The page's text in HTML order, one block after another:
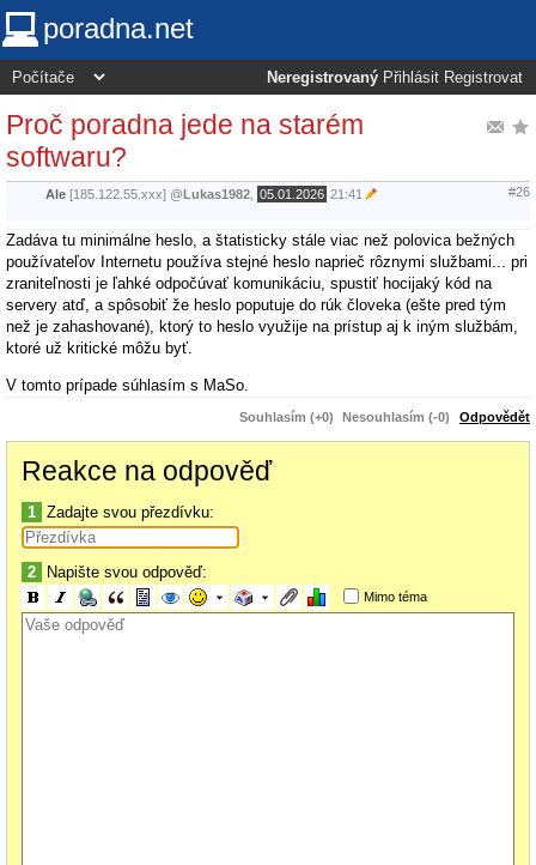
poradna.net
Neregistrovaný Přihlásit Registrovat
Proč poradna jede na starém
softwaru?
Ale [185.122.55.xxx] @Lukas1982 05.01.2026 21:41 #26
Zadáva tu minimálne heslo, a štatisticky stále viac než polovica bežných
používateľov Internetu používa stejné heslo naprieč rôznymi službami... pri
zraniteľnosti je ľahké odpočúvať komunikáciu, spustiť hocijaký kód na
servery atď, a spôsobiť že heslo poputuje do rúk človeka (ešte pred tým
než je zahashované), ktorý to heslo využije na prístup aj k iným službám,
ktoré už kritické môžu byť.
V tomto prípade súhlasím s MaSo.
Souhlasím (+0) Nesouhlasím (-0) Odpovědět
Reakce na odpověď
1 Zadajte svou přezdívku:
2 Napište svou odpověď:
Mimo téma